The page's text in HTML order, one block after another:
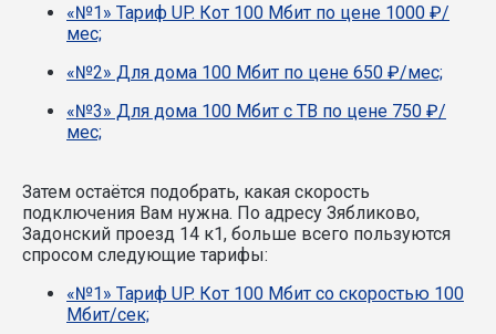
«№1» Тариф UP. Кот 100 Мбит по цене 1000 ₽/
мес;
«№2» Для дома 100 Мбит по цене 650 ₽/мес;
«№3» Для дома 100 Мбит с ТВ по цене 750 ₽/
мес;
Затем остаётся подобрать, какая скорость
подключения Вам нужна. По адресу Зябликово,
Задонский проезд 14 к1, больше всего пользуются
спросом следующие тарифы:
«№1» Тариф UP. Кот 100 Мбит со скоростью 100
Мбит/сек;